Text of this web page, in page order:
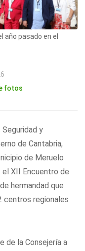
año pasado en el
fotos
y
de Cantabria,
de Meruelo
XII Encuentro de
hermandad que
centros regionales
de la Consejería a